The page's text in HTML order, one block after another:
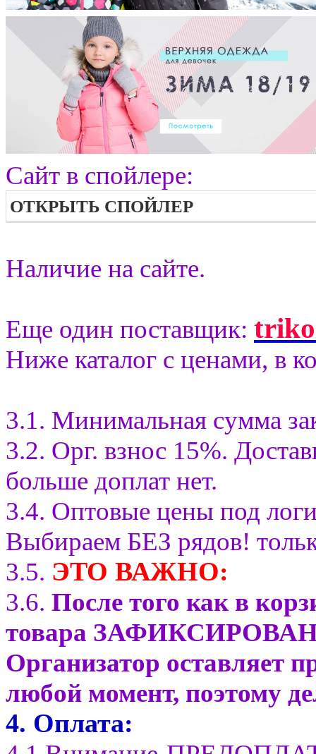
Сайт в спойлере:
ОТКРЫТЬ СПОЙЛЕР
Наличие на сайте.
Еще один поставщик:
Ниже каталог с ценами, в
3.1. Минимальная сумма
3.2. Орг. взнос 15%.
больше доплат нет.
3.4. Оптовые цены под
Выбираем БЕЗ рядов!
3.5. ЭТО ВАЖНО:
3.6. После того как в
товара ЗАФИКСИРОВАНО
Организатор оставляет
любой момент, поэтому
4. Оплата: